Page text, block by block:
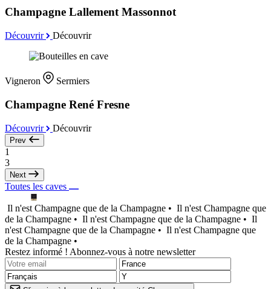
Champagne Lallement Massonnot
Découvrir Découvrir
Vigneron Sermiers
Champagne René Fresne
Découvrir Découvrir
Prev
1
3
Next
Toutes les caves
Il n'est Champagne que de la Champagne • Il n'est Champagne que
de la Champagne • Il n'est Champagne que de la Champagne • Il
n'est Champagne que de la Champagne • Il n'est Champagne que
de la Champagne •
Restez informé ! Abonnez-vous à notre newsletter